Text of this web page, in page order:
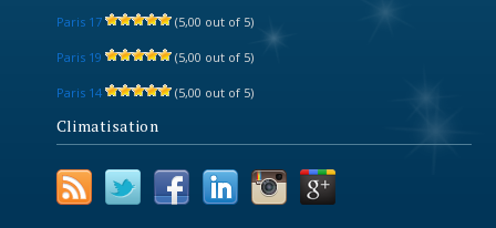
Paris 17 (5,00 out of 5)
Paris 19 (5,00 out of 5)
Paris 14 (5,00 out of 5)
Climatisation